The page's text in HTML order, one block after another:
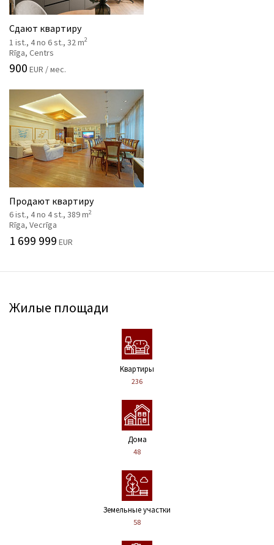
Сдают квартиру
1 ist., 4 no 6 st., 32 m2
Rīga, Centrs
900 EUR / мес.
Продают квартиру
6 ist., 4 no 4 st., 389 m2
Rīga, Vecrīga
1 699 999 EUR
Жилые площади
Kвартиры
236
Дома
48
Земельные участки
58